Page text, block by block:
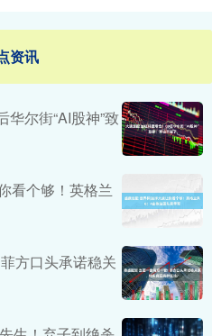
资讯
尔街“AI股神”致
看个够！英格兰
方口头承诺稳关